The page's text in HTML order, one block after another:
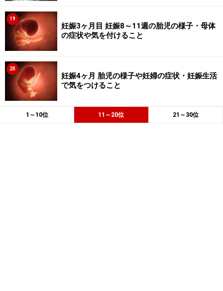
19
妊娠3ヶ月目 妊娠8～11週の胎児の様子・母体
の症状や気を付けること
20
妊娠4ヶ月 胎児の様子や妊婦の症状・妊娠生活
で気をつけること
1～10位 11～20位 21～30位